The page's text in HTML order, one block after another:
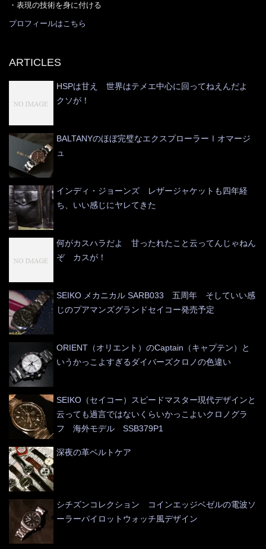
・表現の技術を身に付ける
プロフィールはこちら
ARTICLES
HSPは甘え 世界はテメエ中心に回ってねえんだよ
クソが！
BALTANYのほぼ完璧なエクスプローラーⅠオマージ
ュ
インディ・ジョーンズ レザージャケットも四年経
ち、いい感じにヤレてきた
何がカスハラだよ 甘ったれたこと云ってんじゃねん
ぞ カスが！
SEIKO メカニカル SARB033 五周年 そしていい感
じのプアマンズグランドセイコー発売予定
ORIENT（オリエント）のCaptain（キャプテン）と
いうかっこよすぎるダイバーズクロノの色違い
SEIKO（セイコー）スピードマスター現代デザインと
云っても過言ではないくらいかっこよいクロノグラ
フ 海外モデル SSB379P1
深夜の革ベルトケア
シチズンコレクション コインエッジベゼルの電波ソ
ーラーパイロットウォッチ風デザイン